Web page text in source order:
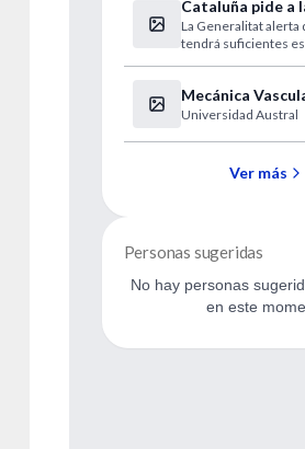
Cataluña pide a
desesperada
extranjeros sin
La Generalitat alerta
tendrá suficientes
Mecánica
Universidad Austral
Ver más
Personas sugeridas
No hay personas
en este